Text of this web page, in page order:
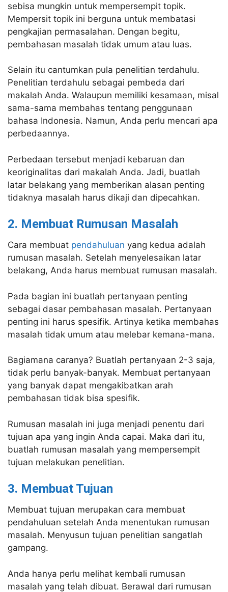
sebisa mungkin untuk mempersempit topik.
Mempersit topik ini berguna untuk membatasi
pengkajian permasalahan. Dengan begitu,
pembahasan masalah tidak umum atau luas.
Selain itu cantumkan pula penelitian terdahulu.
Penelitian terdahulu sebagai pembeda dari
makalah Anda. Walaupun memiliki kesamaan, misal
sama-sama membahas tentang penggunaan
bahasa Indonesia. Namun, Anda perlu mencari apa
perbedaannya.
Perbedaan tersebut menjadi kebaruan dan
keoriginalitas dari makalah Anda. Jadi, buatlah
latar belakang yang memberikan alasan penting
tidaknya masalah harus dikaji dan dipecahkan.
2. Membuat Rumusan Masalah
Cara membuat pendahuluan yang kedua adalah
rumusan masalah. Setelah menyelesaikan latar
belakang, Anda harus membuat rumusan masalah.
Pada bagian ini buatlah pertanyaan penting
sebagai dasar pembahasan masalah. Pertanyaan
penting ini harus spesifik. Artinya ketika membahas
masalah tidak umum atau melebar kemana-mana.
Bagiamana caranya? Buatlah pertanyaan 2-3 saja,
tidak perlu banyak-banyak. Membuat pertanyaan
yang banyak dapat mengakibatkan arah
pembahasan tidak bisa spesifik.
Rumusan masalah ini juga menjadi penentu dari
tujuan apa yang ingin Anda capai. Maka dari itu,
buatlah rumusan masalah yang mempersempit
tujuan melakukan penelitian.
3. Membuat Tujuan
Membuat tujuan merupakan cara membuat
pendahuluan setelah Anda menentukan rumusan
masalah. Menyusun tujuan penelitian sangatlah
gampang.
Anda hanya perlu melihat kembali rumusan
masalah yang telah dibuat. Berawal dari rumusan